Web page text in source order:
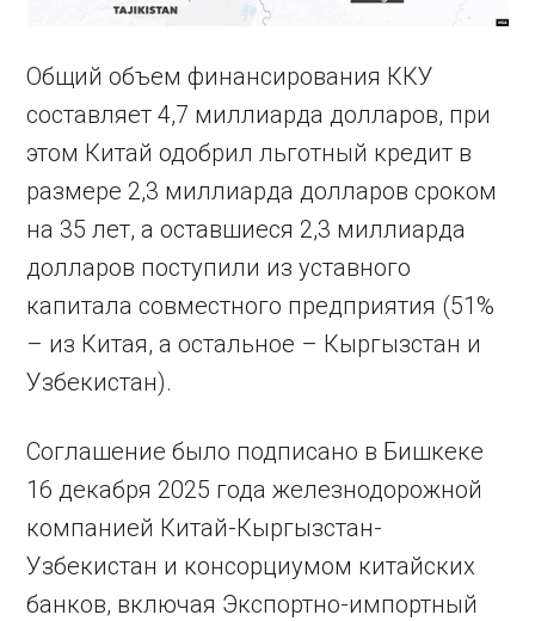
Общий объем финансирования ККУ
составляет 4,7 миллиарда долларов, при
этом Китай одобрил льготный кредит в
размере 2,3 миллиарда долларов сроком
на 35 лет, а оставшиеся 2,3 миллиарда
долларов поступили из уставного
капитала совместного предприятия (51%
– из Китая, а остальное – Кыргызстан и
Узбекистан).
Соглашение было подписано в Бишкеке
16 декабря 2025 года железнодорожной
компанией Китай-Кыргызстан-
Узбекистан и консорциумом китайских
банков, включая Экспортно-импортный